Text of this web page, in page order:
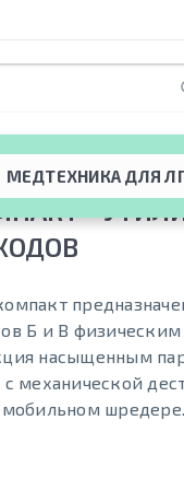
МЕДТЕХНИКА ДЛЯ
-
Б и В
насыщенным
механической
шредере.